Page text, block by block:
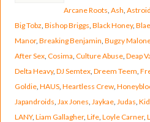
Arcane Roots Ash
Big Tobz Bishop Briggs Black Honey,
Manor, Breaking Benjamin Bugzy
After Sex, Cosima Culture Abuse, Deap
Delta Heavy, DJ Semtex, Dreem Teem
Goldie, HAUS, Heartless Crew,
Japandroids Jax Jones Jaykae, Judas
LANY, Liam Gallagher, Life, Loyle Carner,